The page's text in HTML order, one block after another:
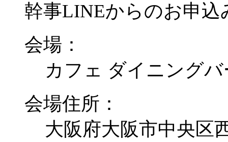
幹事LINEからのお申込
会場：
カフェ ダイニング
会場住所：
大阪府大阪市中央区